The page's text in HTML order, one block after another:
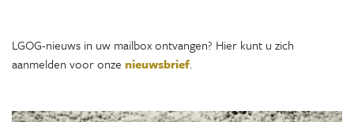
LGOG-nieuws in uw mailbox ontvangen? Hier kunt u zich
aanmelden voor onze nieuwsbrief.